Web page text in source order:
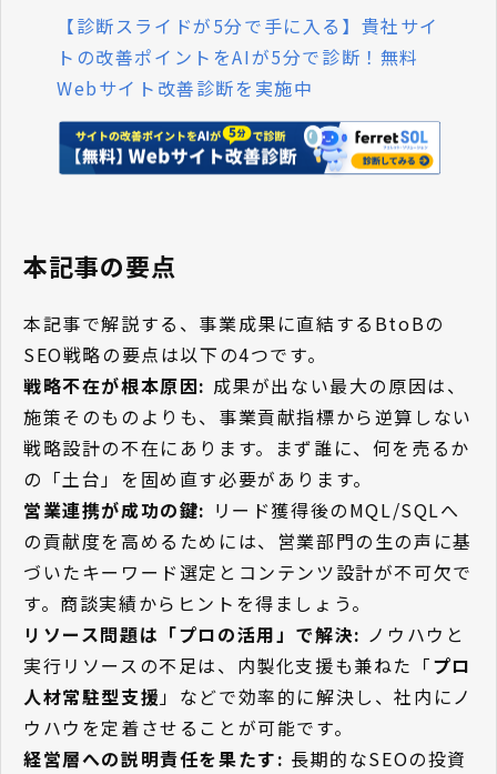
【診断スライドが5分で手に入る】貴社サイ
トの改善ポイントをAIが5分で診断！無料
Webサイト改善診断を実施中
本記事の要点
本記事で解説する、事業成果に直結するBtoBの
SEO戦略の要点は以下の4つです。
戦略不在が根本原因: 成果が出ない最大の原因は、
施策そのものよりも、事業貢献指標から逆算しない
戦略設計の不在にあります。まず誰に、何を売るか
の「土台」を固め直す必要があります。
営業連携が成功の鍵: リード獲得後のMQL/SQLへ
の貢献度を高めるためには、営業部門の生の声に基
づいたキーワード選定とコンテンツ設計が不可欠で
す。商談実績からヒントを得ましょう。
リソース問題は「プロの活用」で解決: ノウハウと
実行リソースの不足は、内製化支援も兼ねた「プロ
人材常駐型支援」などで効率的に解決し、社内にノ
ウハウを定着させることが可能です。
経営層への説明責任を果たす: 長期的なSEOの投資